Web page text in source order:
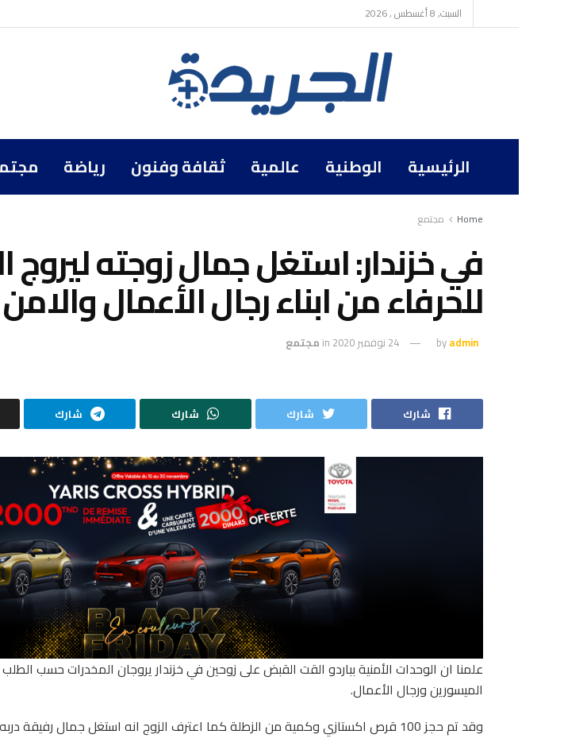
السبت, 8 أغسطس , 2026
الرئيسية الوطنية عالمية ثقافة وفنون رياضة
Home مجتمع
في خزندار: استغل جمال زوجته ليروج
للحرفاء من ابناء رجال الأعمال
byadmin 24 نوفمبر 2020 in مجتمع
شارك شارك شارك شارك
علمنا ان الوحدات الأمنية بباردو القت القبض على زوحين في خزندار يروجان المخدرات حسب الطلب
الميسورين ورجال الأعمال.
وقد تم حجز 100 قرص اكستازي وكمية من الزطلة كما اعترف الزوج انه استغل جمال رفيقة دربه لمساعدته في المهمة.